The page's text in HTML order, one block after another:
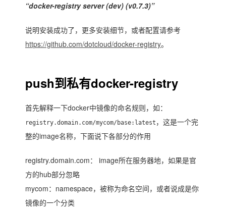
“docker-registry server (dev) (v0.7.3)”
说明安装成功了，更多安装细节，或者配置请参考
https://github.com/dotcloud/docker-registry。
push到私有docker-registry
首先解释一下docker中镜像的命名规则，如：
registry.domain.com/mycom/base:latest ，这是一个完
整的image名称，下面说下各部分的作用
registry.domain.com： image所在服务器地，如果是官
方的hub部分忽略
mycom：namespace，被称为命名空间，或者说成是你
镜像的一个分类